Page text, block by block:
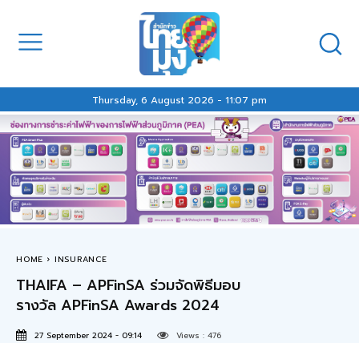
Thursday, 6 August 2026 - 11:07 pm
HOME INSURANCE
THAIFA – APFinSA ร่วมจัดพิธีมอบ
รางวัล APFinSA Awards 2024
27 September 2024 - 09:14 Views : 476